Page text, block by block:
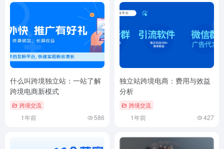
什么叫跨境独立站：一站了解
跨境电商新模式
跨境交流
1年前 586
独立站跨境电商：费用与效益
分析
跨境交流
1年前 427